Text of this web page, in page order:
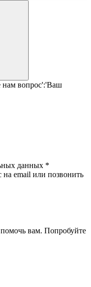
нам вопрос':'Ваш
данных *
email или позвонить
вам. Попробуйте